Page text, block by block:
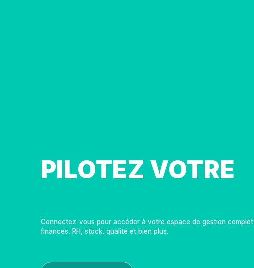
PILOTEZ VOTRE
Connectez-vous pour accéder à votre espace de gestion complet
finances, RH, stock, qualité et bien plus.